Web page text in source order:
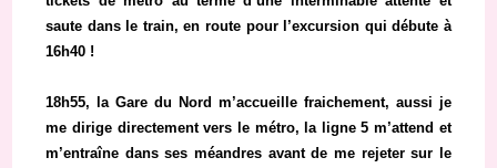
saute dans le train, en route pour l’excursion qui débute à
16h40 !
18h55, la Gare du Nord m’accueille fraichement, aussi je
me dirige directement vers le métro, la ligne 5 m’attend et
m’entraîne dans ses méandres avant de me rejeter sur le